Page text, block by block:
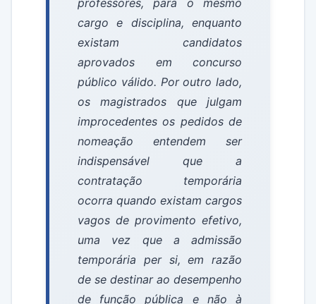
professores, para o mesmo
cargo e disciplina, enquanto
existam candidatos
aprovados em concurso
público válido. Por outro lado,
os magistrados que julgam
improcedentes os pedidos de
nomeação entendem ser
indispensável que a
contratação temporária
ocorra quando existam cargos
vagos de provimento efetivo,
uma vez que a admissão
temporária per si, em razão
de se destinar ao desempenho
de função pública e não à